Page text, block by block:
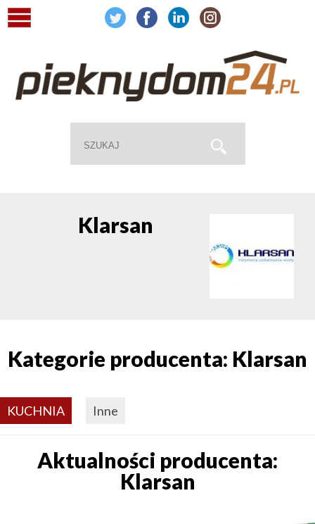
Klarsan
Kategorie producenta: Klarsan
KUCHNIA Inne
Aktualności producenta:
Klarsan